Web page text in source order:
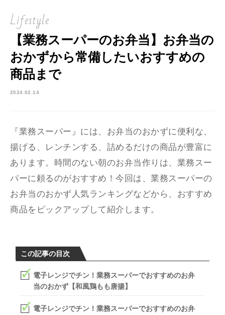
Lifestyle
【業務スーパーのお弁当】お弁当の
おかずから常備したいおすすめの
商品まで
2024.02.14
『業務スーパー』には、お弁当のおかずに便利な、
揚げる、レンチンする、詰めるだけの商品が豊富に
あります。時間のない朝のお弁当作りは、業務スー
パーに頼るのがおすすめ！今回は、業務スーパーの
お弁当のおかず人気ランキングなどから、おすすめ
商品をピックアップして紹介します。
この記事の目次
電子レンジでチン！業務スーパーでおすすめのお弁
当のおかず【和風鶏もも唐揚】
電子レンジでチン！業務スーパーでおすすめのお弁